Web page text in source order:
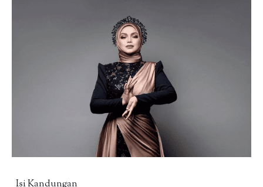
Isi Kandungan